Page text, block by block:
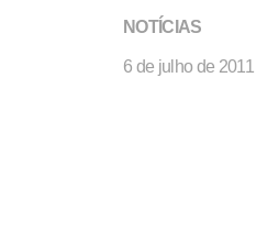
NOTÍCIAS
6 de julho de 2011